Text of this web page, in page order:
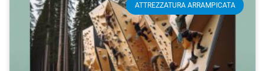
ATTREZZATURA ARRAMPICATA